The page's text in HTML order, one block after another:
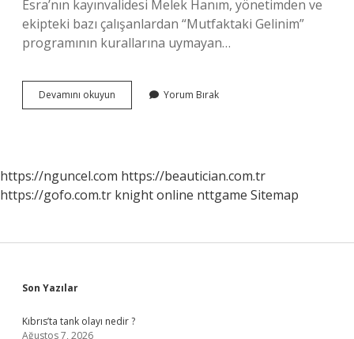
Esra’nın kayınvalidesi Melek Hanım, yönetimden ve
ekipteki bazı çalışanlardan “Mutfaktaki Gelinim”
programının kurallarına uymayan…
Devamını okuyun
Diskalifiye
Yorum Bırak
https://nguncel.com https://beautician.com.tr
https://gofo.com.tr knight online nttgame Sitemap
Sidebar
Son Yazılar
Kıbrıs’ta tank olayı nedir ?
Ağustos 7, 2026